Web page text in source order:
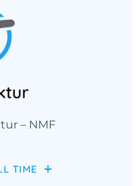
– NMF
TIME